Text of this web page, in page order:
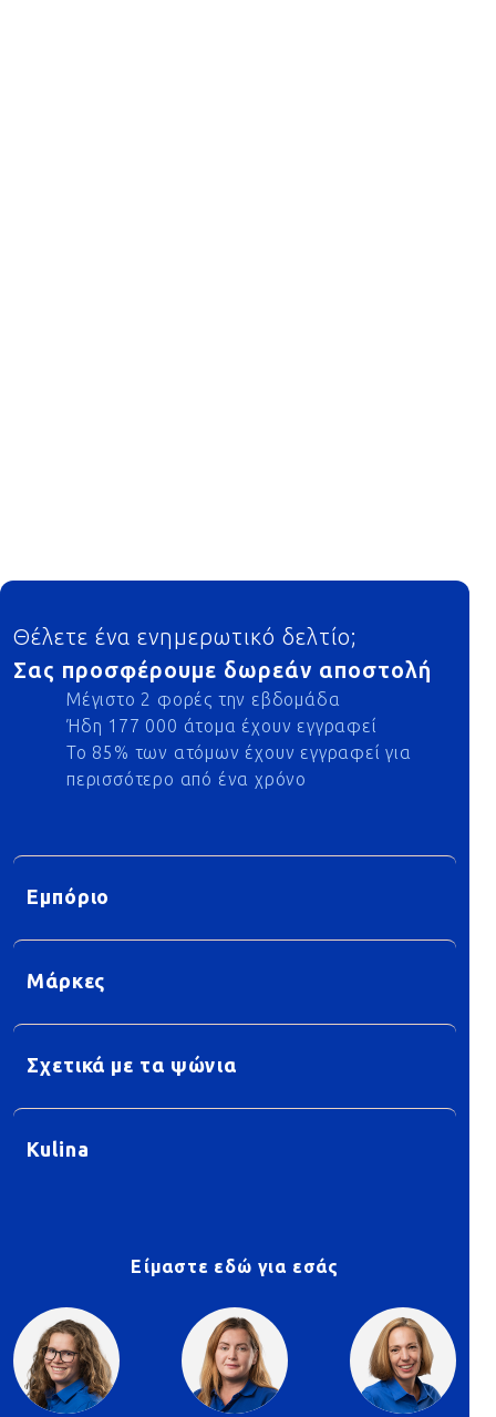
Footer
Θέλετε ένα ενημερωτικό δελτίο;
Σας προσφέρουμε δωρεάν αποστολή
Μέγιστο 2 φορές την εβδομάδα
Ήδη 177 000 άτομα έχουν εγγραφεί
Το 85% των ατόμων έχουν εγγραφεί για
περισσότερο από ένα χρόνο
Εμπόριο
Μάρκες
Σχετικά με τα ψώνια
Kulina
Είμαστε εδώ για εσάς